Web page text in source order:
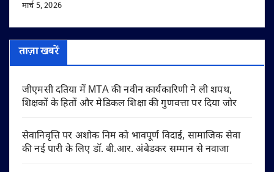
मार्च 5, 2026
ताज़ा खबरें
जीएमसी दतिया में MTA की नवीन कार्यकारिणी ने ली शपथ,
शिक्षकों के हितों और मेडिकल शिक्षा की गुणवत्ता पर दिया जोर
सेवानिवृत्ति पर अशोक निम को भावपूर्ण विदाई, सामाजिक सेवा
की नई पारी के लिए डॉ. बी.आर. अंबेडकर सम्मान से नवाजा